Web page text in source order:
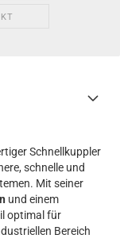
Schnellkuppler
schnelle und
Mit seiner
und einem
optimal für
Bereich